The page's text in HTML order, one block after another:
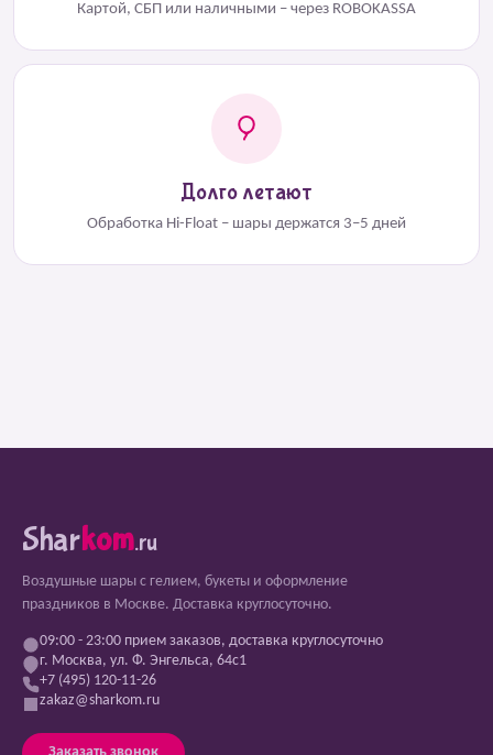
Картой, СБП или наличными – через ROBOKASSA
Долго летают
Обработка Hi-Float – шары держатся 3–5 дней
Sharkom.ru
Воздушные шары с гелием, букеты и оформление
праздников в Москве. Доставка круглосуточно.
09:00 - 23:00 прием заказов, доставка круглосуточно
г. Москва, ул. Ф. Энгельса, 64с1
+7 (495) 120-11-26
zakaz@sharkom.ru